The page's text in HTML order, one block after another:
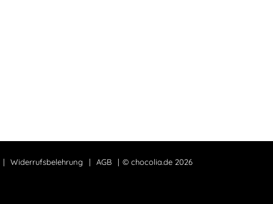
© chocolia.de 2026
Widerrufsbelehrung AGB